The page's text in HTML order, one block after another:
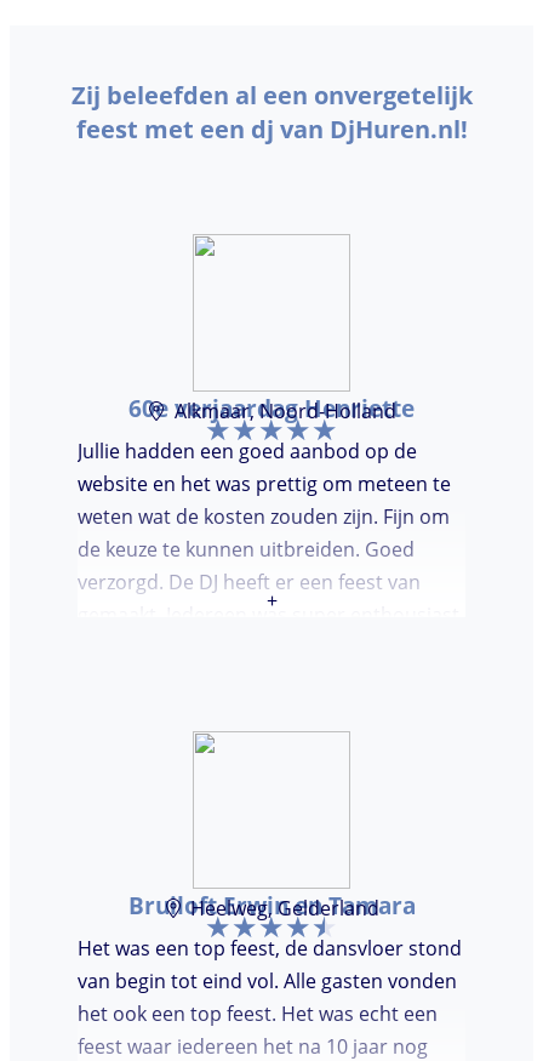
Zij beleefden al een onvergetelijk
feest met een dj van DjHuren.nl!
60e verjaardag Henriette
Alkmaar, Noord-Holland
Jullie hadden een goed aanbod op de
website en het was prettig om meteen te
weten wat de kosten zouden zijn. Fijn om
de keuze te kunnen uitbreiden. Goed
verzorgd. De DJ heeft er een feest van
gemaakt. Iedereen was super enthousiast,
ik en mijn gasten genieten nog heerlijk na.
+
Bruiloft Erwin en Tamara
Heelweg, Gelderland
Het was een top feest, de dansvloer stond
van begin tot eind vol. Alle gasten vonden
het ook een top feest. Het was echt een
feest waar iedereen het na 10 jaar nog